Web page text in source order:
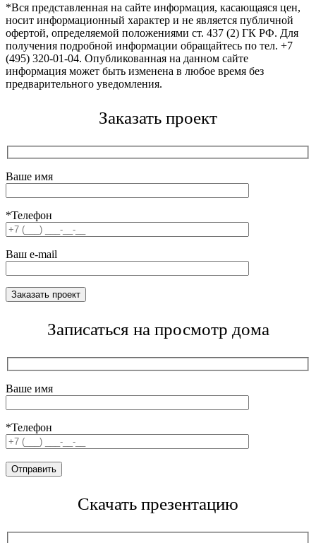
*Вся представленная на сайте информация, касающаяся цен,
носит информационный характер и не является публичной
офертой, определяемой положениями ст. 437 (2) ГК РФ. Для
получения подробной информации обращайтесь по тел. +7
(495) 320-01-04. Опубликованная на данном сайте
информация может быть изменена в любое время без
предварительного уведомления.
Заказать проект
Ваше имя
*Телефон
Ваш e-mail
Записаться на просмотр дома
Ваше имя
*Телефон
Скачать презентацию